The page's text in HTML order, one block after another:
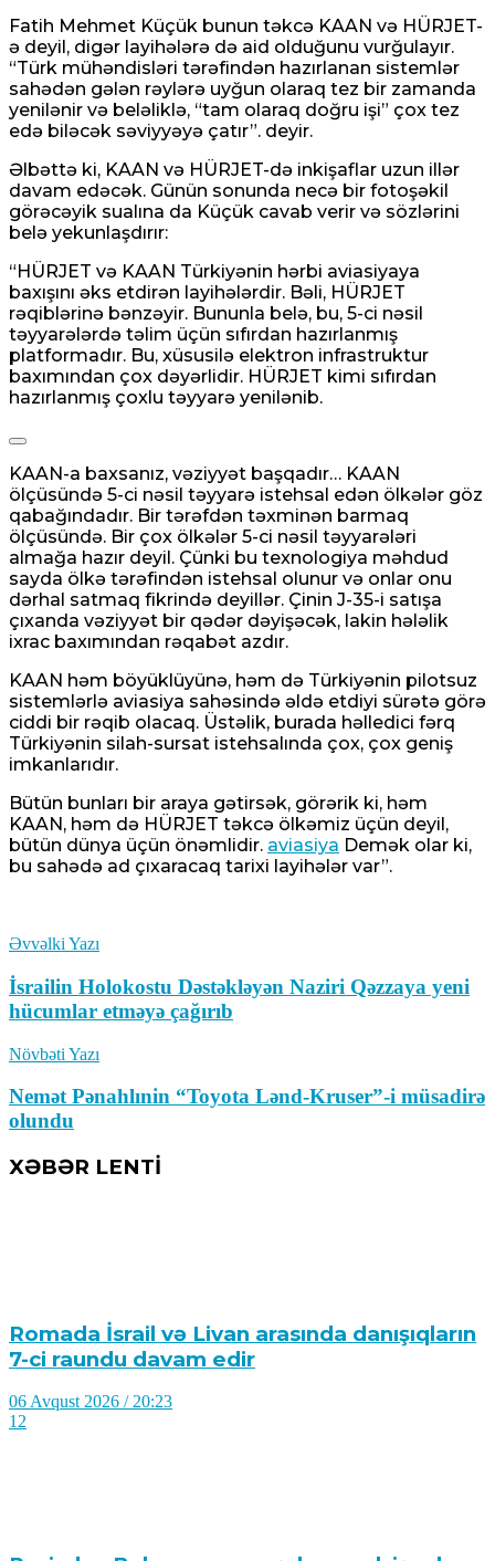
Fatih Mehmet Küçük bunun təkcə KAAN və HÜRJET-
ə deyil, digər layihələrə də aid olduğunu vurğulayır.
“Türk mühəndisləri tərəfindən hazırlanan sistemlər
sahədən gələn rəylərə uyğun olaraq tez bir zamanda
yenilənir və beləliklə, “tam olaraq doğru işi” çox tez
edə biləcək səviyyəyə çatır”. deyir.
Əlbəttə ki, KAAN və HÜRJET-də inkişaflar uzun illər
davam edəcək. Günün sonunda necə bir fotoşəkil
görəcəyik sualına da Küçük cavab verir və sözlərini
belə yekunlaşdırır:
“HÜRJET və KAAN Türkiyənin hərbi aviasiyaya
baxışını əks etdirən layihələrdir. Bəli, HÜRJET
rəqiblərinə bənzəyir. Bununla belə, bu, 5-ci nəsil
təyyarələrdə təlim üçün sıfırdan hazırlanmış
platformadır. Bu, xüsusilə elektron infrastruktur
baxımından çox dəyərlidir. HÜRJET kimi sıfırdan
hazırlanmış çoxlu təyyarə yenilənib.
KAAN-a baxsanız, vəziyyət başqadır… KAAN
ölçüsündə 5-ci nəsil təyyarə istehsal edən ölkələr göz
qabağındadır. Bir tərəfdən təxminən barmaq
ölçüsündə. Bir çox ölkələr 5-ci nəsil təyyarələri
almağa hazır deyil. Çünki bu texnologiya məhdud
sayda ölkə tərəfindən istehsal olunur və onlar onu
dərhal satmaq fikrində deyillər. Çinin J-35-i satışa
çıxanda vəziyyət bir qədər dəyişəcək, lakin hələlik
ixrac baxımından rəqabət azdır.
KAAN həm böyüklüyünə, həm də Türkiyənin pilotsuz
sistemlərlə aviasiya sahəsində əldə etdiyi sürətə görə
ciddi bir rəqib olacaq. Üstəlik, burada həlledici fərq
Türkiyənin silah-sursat istehsalında çox, çox geniş
imkanlarıdır.
Bütün bunları bir araya gətirsək, görərik ki, həm
KAAN, həm də HÜRJET təkcə ölkəmiz üçün deyil,
bütün dünya üçün önəmlidir. aviasiya Demək olar ki,
bu sahədə ad çıxaracaq tarixi layihələr var”.
Əvvəlki Yazı
İsrailin Holokostu Dəstəkləyən Naziri Qəzzaya yeni
hücumlar etməyə çağırıb
Növbəti Yazı
Nemət Pənahlınin “Toyota Lənd-Kruser”-i müsadirə
olundu
XƏBƏR LENTİ
Romada İsrail və Livan arasında danışıqların
7-ci raundu davam edir
06 Avqust 2026 / 20:23
12